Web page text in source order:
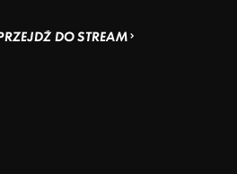
DO STREAM